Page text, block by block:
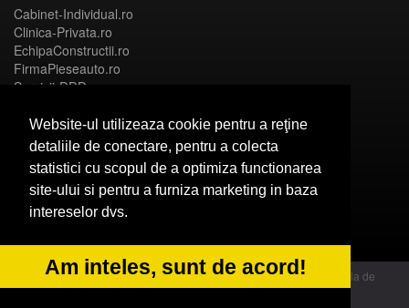
Website-ul utilizeaza cookie pentru a reţine
detaliile de conectare, pentru a colecta
statistici cu scopul de a optimiza functionarea
site-ului si pentru a furniza marketing in baza
intereselor dvs.
Am inteles, sunt de acord!
Cabinet-Individual.ro
Clinica-Privata.ro
EchipaConstructii.ro
FirmaPieseauto.ro
Servicii-DDD.com
Birouri-Cadastru.ro
CramaVinuri.ro
FirmaTractariAuto.ro
© 2014 Powered by OdinMedia | este inscrisa la Autoritatea Nationala de